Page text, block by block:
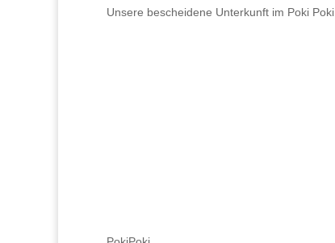
Unsere bescheidene Unterkunft im Poki Poki